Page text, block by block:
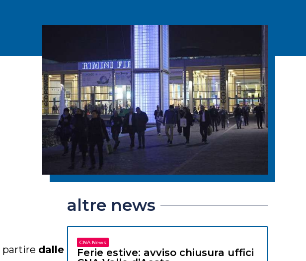
partire dalle
altre news
CNA News
Ferie estive: avviso chiusura uffici